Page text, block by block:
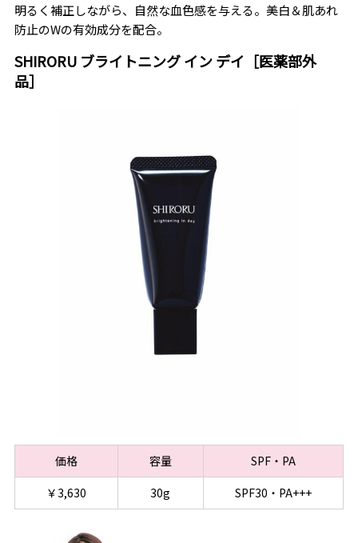
明るく補正しながら、自然な血色感を与える。美白＆肌あれ
防止のWの有効成分を配合。
SHIRORU ブライトニング イン デイ［医薬部外
品］
価格 容量
SPF・PA
￥3,630
30g SPF30・PA+++